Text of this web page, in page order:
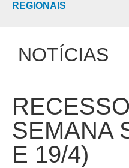
REGIONAIS
NOTÍCIAS
SEMANA
E 19/4)